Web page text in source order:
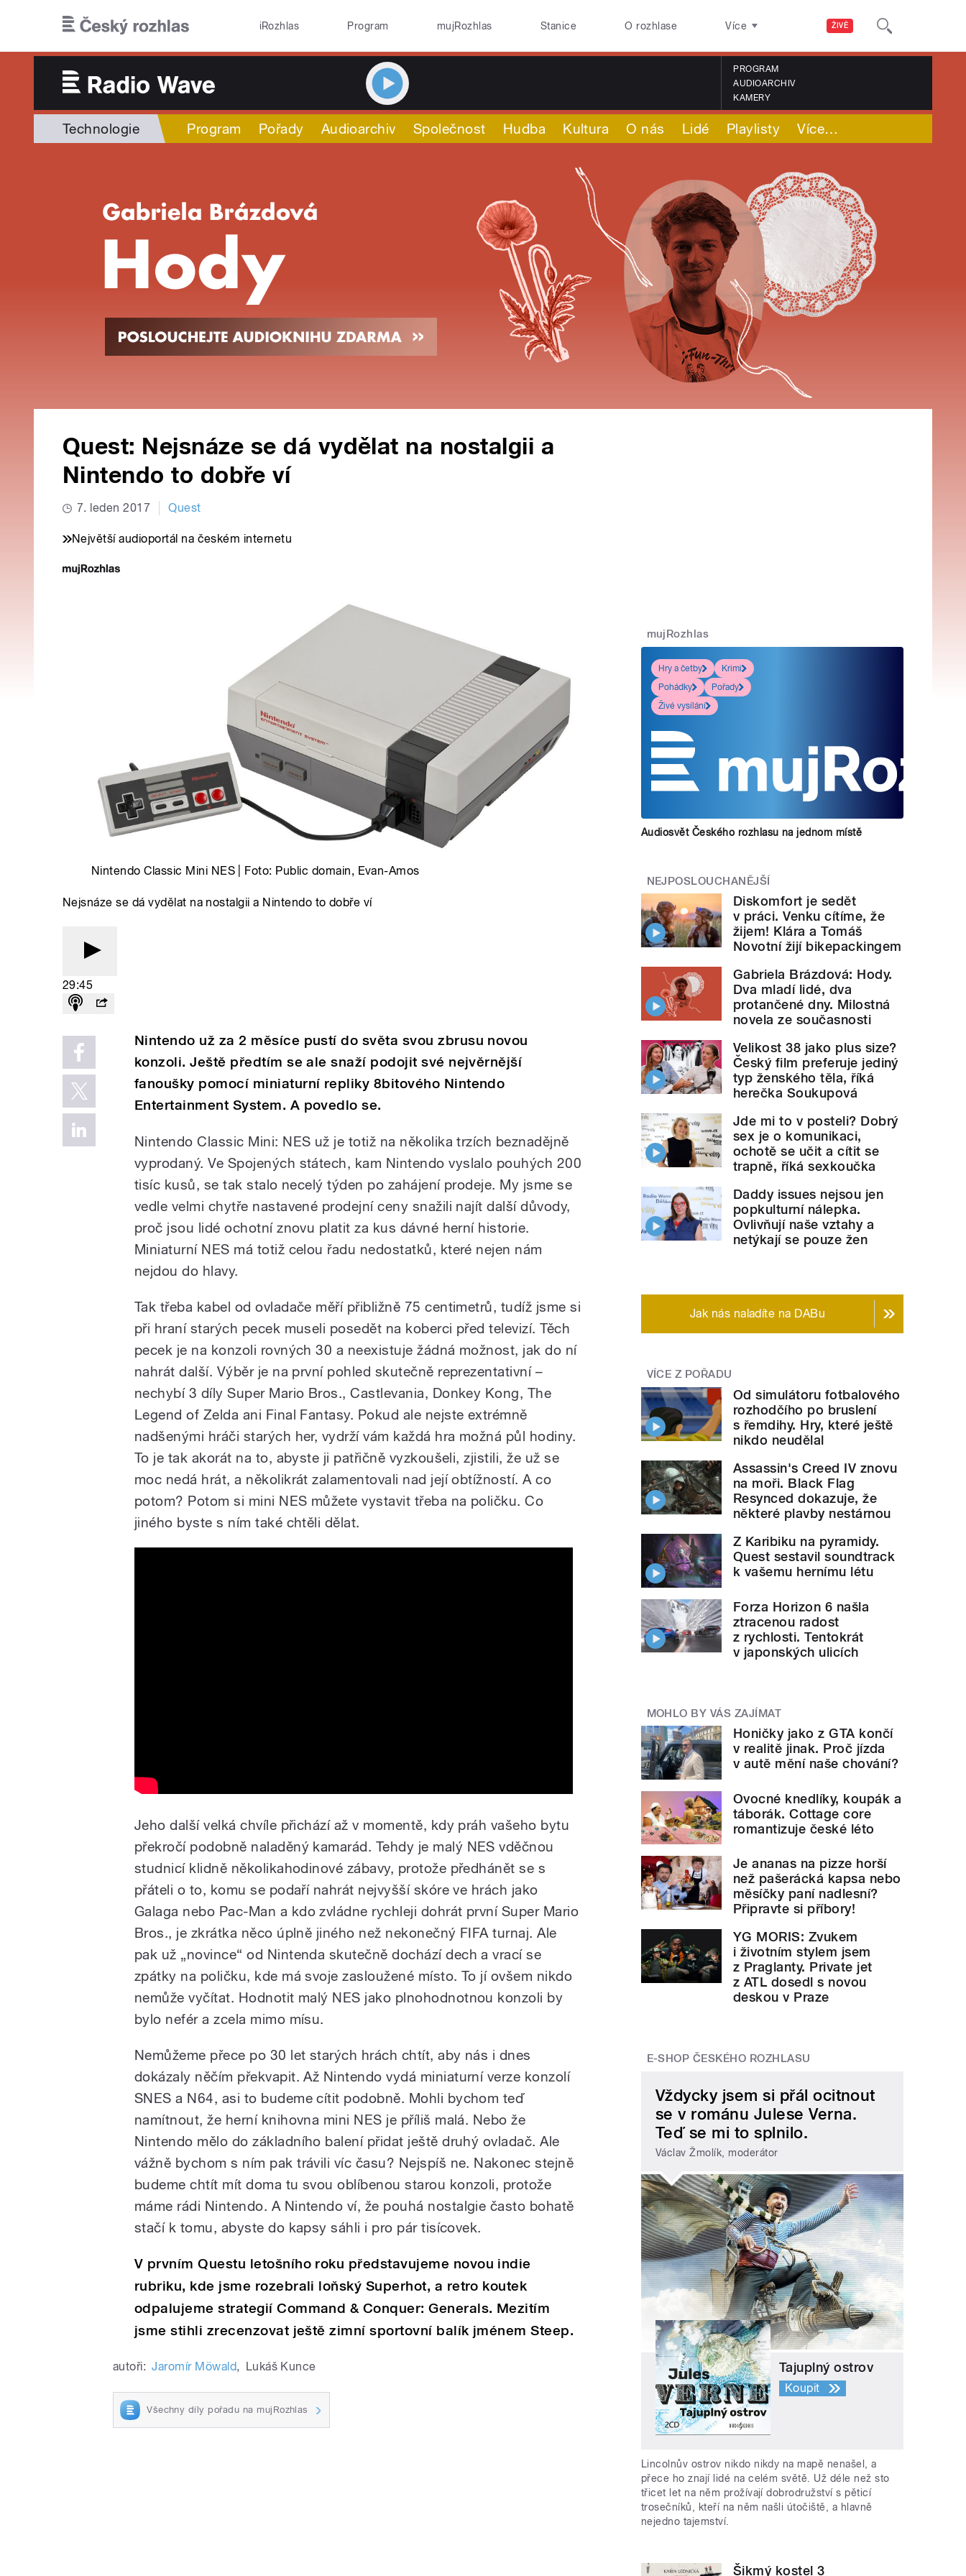
ŽIVĚ
iRozhlas Program mujRozhlas Stanice O rozhlase Více
PROGRAM
AUDIOARCHIV
KAMERY
Technologie Program Pořady Audioarchiv Společnost Hudba Kultura O nás Lidé Playlisty Více…
Quest: Nejsnáze se dá vydělat na nostalgii a
Nintendo to dobře ví
7. leden 2017 Quest
Největší audioportál na českém internetu
Nintendo Classic Mini NES | Foto: Public domain, Evan-Amos
Nejsnáze se dá vydělat na nostalgii a Nintendo to dobře ví
29:45
Nintendo už za 2 měsíce pustí do světa svou zbrusu novou
konzoli. Ještě předtím se ale snaží podojit své nejvěrnější
fanoušky pomocí miniaturní repliky 8bitového Nintendo
Entertainment System. A povedlo se.
Nintendo Classic Mini: NES už je totiž na několika trzích beznadějně
vyprodaný. Ve Spojených státech, kam Nintendo vyslalo pouhých 200
tisíc kusů, se tak stalo necelý týden po zahájení prodeje. My jsme se
vedle velmi chytře nastavené prodejní ceny snažili najít další důvody,
proč jsou lidé ochotní znovu platit za kus dávné herní historie.
Miniaturní NES má totiž celou řadu nedostatků, které nejen nám
nejdou do hlavy.
Tak třeba kabel od ovladače měří přibližně 75 centimetrů, tudíž jsme si
při hraní starých pecek museli posedět na koberci před televizí. Těch
pecek je na konzoli rovných 30 a neexistuje žádná možnost, jak do ní
nahrát další. Výběr je na první pohled skutečně reprezentativní –
nechybí 3 díly Super Mario Bros., Castlevania, Donkey Kong, The
Legend of Zelda ani Final Fantasy. Pokud ale nejste extrémně
nadšenými hráči starých her, vydrží vám každá hra možná půl hodiny.
To je tak akorát na to, abyste ji patřičně vyzkoušeli, zjistili, že už se
moc nedá hrát, a několikrát zalamentovali nad její obtížností. A co
potom? Potom si mini NES můžete vystavit třeba na poličku. Co
jiného byste s ním také chtěli dělat.
Jeho další velká chvíle přichází až v momentě, kdy práh vašeho bytu
překročí podobně naladěný kamarád. Tehdy je malý NES vděčnou
studnicí klidně několikahodinové zábavy, protože předhánět se s
přáteli o to, komu se podaří nahrát nejvyšší skóre ve hrách jako
Galaga nebo Pac-Man a kdo zvládne rychleji dohrát první Super Mario
Bros., je zkrátka něco úplně jiného než nekonečný FIFA turnaj. Ale
pak už „novince“ od Nintenda skutečně dochází dech a vrací se
zpátky na poličku, kde má svoje zasloužené místo. To jí ovšem nikdo
nemůže vyčítat. Hodnotit malý NES jako plnohodnotnou konzoli by
bylo nefér a zcela mimo mísu.
Nemůžeme přece po 30 let starých hrách chtít, aby nás i dnes
dokázaly něčím překvapit. Až Nintendo vydá miniaturní verze konzolí
SNES a N64, asi to budeme cítit podobně. Mohli bychom teď
namítnout, že herní knihovna mini NES je příliš malá. Nebo že
Nintendo mělo do základního balení přidat ještě druhý ovladač. Ale
vážně bychom s ním pak trávili víc času? Nejspíš ne. Nakonec stejně
budeme chtít mít doma tu svou oblíbenou starou konzoli, protože
máme rádi Nintendo. A Nintendo ví, že pouhá nostalgie často bohatě
stačí k tomu, abyste do kapsy sáhli i pro pár tisícovek.
V prvním Questu letošního roku představujeme novou indie
rubriku, kde jsme rozebrali loňský Superhot, a retro koutek
odpalujeme strategií Command & Conquer: Generals. Mezitím
jsme stihli zrecenzovat ještě zimní sportovní balík jménem Steep.
autoři: Jaromír Möwald, Lukáš Kunce
Všechny díly pořadu na mujRozhlas
mujRozhlas
Hry a četby
Krimi
Pohádky
Pořady
Živé vysílání
Audiosvět Českého rozhlasu na jednom místě
NEJPOSLOUCHANĚJŠÍ
Diskomfort je sedět
v práci. Venku cítíme, že
žijem! Klára a Tomáš
Novotní žijí bikepackingem
Gabriela Brázdová: Hody.
Dva mladí lidé, dva
protančené dny. Milostná
novela ze současnosti
Velikost 38 jako plus size?
Český film preferuje jediný
typ ženského těla, říká
herečka Soukupová
Jde mi to v posteli? Dobrý
sex je o komunikaci,
ochotě se učit a cítit se
trapně, říká sexkoučka
Daddy issues nejsou jen
popkulturní nálepka.
Ovlivňují naše vztahy a
netýkají se pouze žen
Jak nás naladíte na DABu
VÍCE Z POŘADU
Od simulátoru fotbalového
rozhodčího po bruslení
s řemdihy. Hry, které ještě
nikdo neudělal
Assassin's Creed IV znovu
na moři. Black Flag
Resynced dokazuje, že
některé plavby nestárnou
Z Karibiku na pyramidy.
Quest sestavil soundtrack
k vašemu hernímu létu
Forza Horizon 6 našla
ztracenou radost
z rychlosti. Tentokrát
v japonských ulicích
MOHLO BY VÁS ZAJÍMAT
Honičky jako z GTA končí
v realitě jinak. Proč jízda
v autě mění naše chování?
Ovocné knedlíky, koupák a
táborák. Cottage core
romantizuje české léto
Je ananas na pizze horší
než pašerácká kapsa nebo
měsíčky paní nadlesní?
Připravte si příbory!
YG MORIS: Zvukem
i životním stylem jsem
z Praglanty. Private jet
z ATL dosedl s novou
deskou v Praze
E-SHOP ČESKÉHO ROZHLASU
Vždycky jsem si přál ocitnout
se v románu Julese Verna.
Teď se mi to splnilo.
Václav Žmolík, moderátor
Tajuplný ostrov
Koupit
Lincolnův ostrov nikdo nikdy na mapě nenašel, a
přece ho znají lidé na celém světě. Už déle než sto
třicet let na něm prožívají dobrodružství s pěticí
trosečníků, kteří na něm našli útočiště, a hlavně
nejedno tajemství.
Šikmý kostel 3